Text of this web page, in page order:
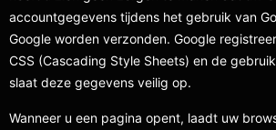
accountgegevens tijdens het gebruik van
Google worden verzonden. Google
CSS (Cascading Style Sheets) en de
slaat deze gegevens veilig op.
Wanneer u een pagina opent, laadt uw